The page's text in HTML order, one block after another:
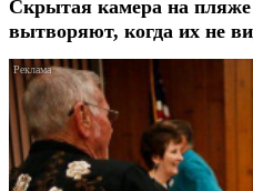
Скрытая камера на
вытворяют, когда их не